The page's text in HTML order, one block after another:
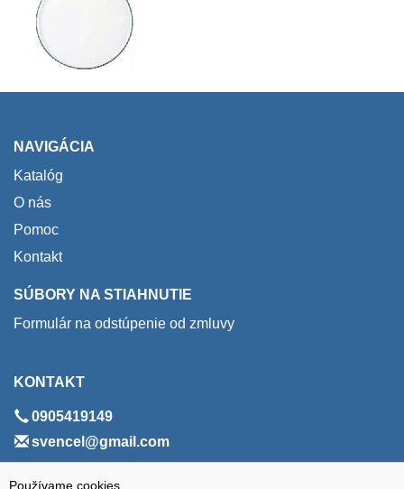
Používame cookies
NAVIGÁCIA
Katalóg
O nás
Pomoc
Kontakt
SÚBORY NA STIAHNUTIE
Formulár na odstúpenie od zmluvy
KONTAKT
0905419149
svencel@gmail.com
ADRESA